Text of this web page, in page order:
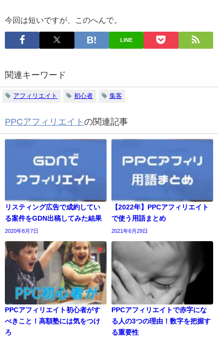
今回は短いですが、このへんで。
LINE
関連キーワード
アフィリエイト 初心者 集客
PPCアフィリエイト の関連記事
リスティング広告で成約してい
る案件をGDN出稿してみた結果
2020年8月7日
【2022年】PPCアフィリエイト
で使う用語まとめ
2021年6月29日
PPCアフィリエイト初心者がす
べきこと！高額塾には気をつけ
ろ
PPCアフィリエイトで赤字にな
る人の3つの理由！数字を把握す
る重要性